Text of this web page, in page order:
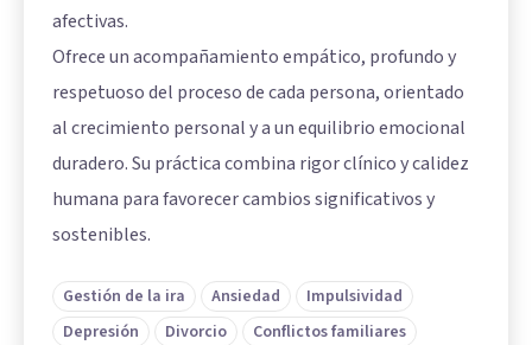
afectivas.
Ofrece un acompañamiento empático, profundo y
respetuoso del proceso de cada persona, orientado
al crecimiento personal y a un equilibrio emocional
duradero. Su práctica combina rigor clínico y calidez
humana para favorecer cambios significativos y
sostenibles.
Gestión de la ira Ansiedad
Impulsividad
Depresión
Divorcio
Conflictos familiares